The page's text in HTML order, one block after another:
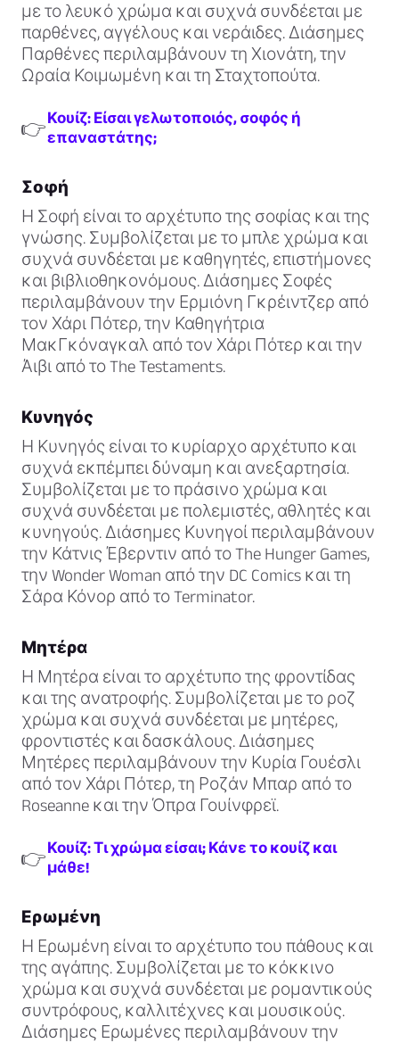
με το λευκό χρώμα και συχνά συνδέεται με
παρθένες, αγγέλους και νεράιδες. Διάσημες
Παρθένες περιλαμβάνουν τη Χιονάτη, την
Ωραία Κοιμωμένη και τη Σταχτοπούτα.
👉 Κουίζ: Είσαι γελωτοποιός, σοφός ή
επαναστάτης;
Σοφή
Η Σοφή είναι το αρχέτυπο της σοφίας και της
γνώσης. Συμβολίζεται με το μπλε χρώμα και
συχνά συνδέεται με καθηγητές, επιστήμονες
και βιβλιοθηκονόμους. Διάσημες Σοφές
περιλαμβάνουν την Ερμιόνη Γκρέιντζερ από
τον Χάρι Πότερ, την Καθηγήτρια
ΜακΓκόναγκαλ από τον Χάρι Πότερ και την
Άιβι από το The Testaments.
Κυνηγός
Η Κυνηγός είναι το κυρίαρχο αρχέτυπο και
συχνά εκπέμπει δύναμη και ανεξαρτησία.
Συμβολίζεται με το πράσινο χρώμα και
συχνά συνδέεται με πολεμιστές, αθλητές και
κυνηγούς. Διάσημες Κυνηγοί περιλαμβάνουν
την Κάτνις Έβερντιν από το The Hunger Games,
την Wonder Woman από την DC Comics και τη
Σάρα Κόνορ από το Terminator.
Μητέρα
Η Μητέρα είναι το αρχέτυπο της φροντίδας
και της ανατροφής. Συμβολίζεται με το ροζ
χρώμα και συχνά συνδέεται με μητέρες,
φροντιστές και δασκάλους. Διάσημες
Μητέρες περιλαμβάνουν την Κυρία Γουέσλι
από τον Χάρι Πότερ, τη Ροζάν Μπαρ από το
Roseanne και την Όπρα Γουίνφρεϊ.
👉 Κουίζ: Τι χρώμα είσαι; Κάνε το κουίζ και
μάθε!
Ερωμένη
Η Ερωμένη είναι το αρχέτυπο του πάθους και
της αγάπης. Συμβολίζεται με το κόκκινο
χρώμα και συχνά συνδέεται με ρομαντικούς
συντρόφους, καλλιτέχνες και μουσικούς.
Διάσημες Ερωμένες περιλαμβάνουν την